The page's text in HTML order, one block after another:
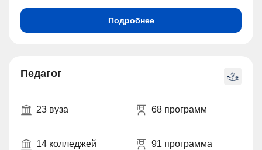
Подробнее
Педагог
23 вуза 68 программ
14 колледжей 91 программа